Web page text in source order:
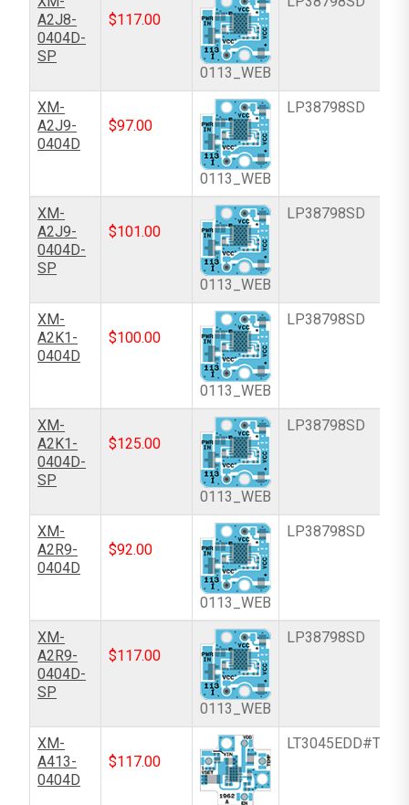
A2J8-
0404D-
SP
$117.00
0113_WEB
XM-
A2J9-
0404D
$97.00
0113_WEB
LP38798SD
XM-
A2J9-
0404D-
SP
$101.00
0113_WEB
LP38798SD
XM-
A2K1-
0404D
$100.00
0113_WEB
LP38798SD
XM-
A2K1-
0404D-
SP
$125.00
0113_WEB
LP38798SD
XM-
A2R9-
0404D
$92.00
0113_WEB
LP38798SD
XM-
A2R9-
0404D-
SP
$117.00
0113_WEB
LP38798SD
XM-
A413-
0404D
$117.00